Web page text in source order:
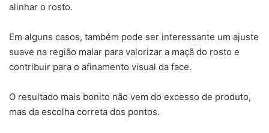
alinhar o rosto.
Em alguns casos, também pode ser interessante um ajuste
suave na região malar para valorizar a maçã do rosto e
contribuir para o afinamento visual da face.
O resultado mais bonito não vem do excesso de produto,
mas da escolha correta dos pontos.